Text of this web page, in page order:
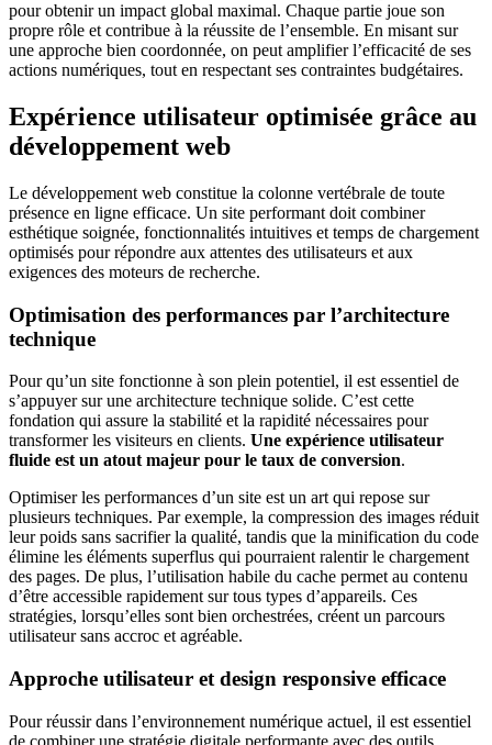
pour obtenir un impact global maximal. Chaque partie joue son
propre rôle et contribue à la réussite de l’ensemble. En misant sur
une approche bien coordonnée, on peut amplifier l’efficacité de ses
actions numériques, tout en respectant ses contraintes budgétaires.
Expérience utilisateur optimisée grâce au
développement web
Le développement web constitue la colonne vertébrale de toute
présence en ligne efficace. Un site performant doit combiner
esthétique soignée, fonctionnalités intuitives et temps de chargement
optimisés pour répondre aux attentes des utilisateurs et aux
exigences des moteurs de recherche.
Optimisation des performances par l’architecture
technique
Pour qu’un site fonctionne à son plein potentiel, il est essentiel de
s’appuyer sur une architecture technique solide. C’est cette
fondation qui assure la stabilité et la rapidité nécessaires pour
transformer les visiteurs en clients. Une expérience utilisateur
fluide est un atout majeur pour le taux de conversion.
Optimiser les performances d’un site est un art qui repose sur
plusieurs techniques. Par exemple, la compression des images réduit
leur poids sans sacrifier la qualité, tandis que la minification du code
élimine les éléments superflus qui pourraient ralentir le chargement
des pages. De plus, l’utilisation habile du cache permet au contenu
d’être accessible rapidement sur tous types d’appareils. Ces
stratégies, lorsqu’elles sont bien orchestrées, créent un parcours
utilisateur sans accroc et agréable.
Approche utilisateur et design responsive efficace
Pour réussir dans l’environnement numérique actuel, il est essentiel
de combiner une stratégie digitale performante avec des outils